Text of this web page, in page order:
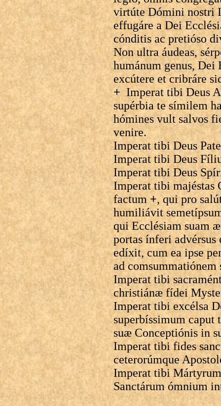
virtúte Dómini nostri
effugáre a Dei
cónditis ac pretióso
Non ultra áudeas,
humánum genus, Dei
excútere et cribráre
+Imperat tibi Deus
supérbia te símilem
hómines vult salvos
venire.
Imperat tibi Deus
Imperat tibi Deus
Imperat tibi Deus
Imperat tibi majéstas
factum+, qui pro
humiliávit
qui Ecclésiam suam
portas ínferi advérsus
edíxit, cum ea ipse
ad comsummatiónem
Imperat tibi
christiánæ fídei
Imperat tibi excélsa
superbíssimum
suæ Conceptiónis in
Imperat tibi fides
ceterorúmque
Imperat tibi
Sanctárum ómnium